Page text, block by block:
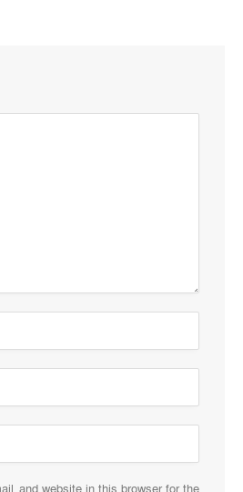
and website in this browser for the